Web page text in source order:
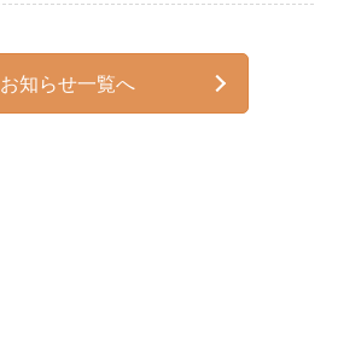
お知らせ一覧へ